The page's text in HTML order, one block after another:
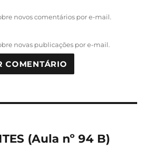
novos comentários por e-mail.
novas publicações por e-mail.
(Aula nº 94 B)